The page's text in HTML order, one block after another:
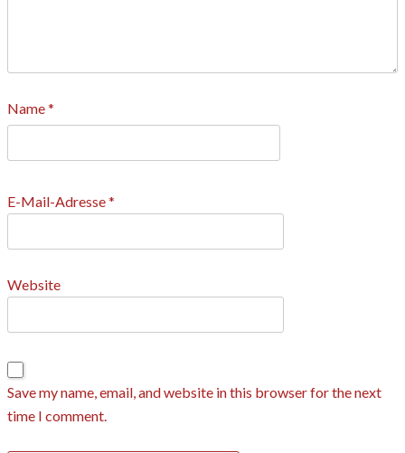
Name*
E-Mail-Adresse*
Website
Save my name, email, and website in this browser for the next
time I comment.